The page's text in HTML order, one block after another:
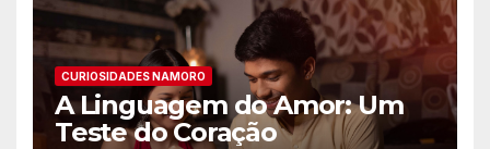
CURIOSIDADES NAMORO
A Linguagem do Amor: Um
Teste do Coração